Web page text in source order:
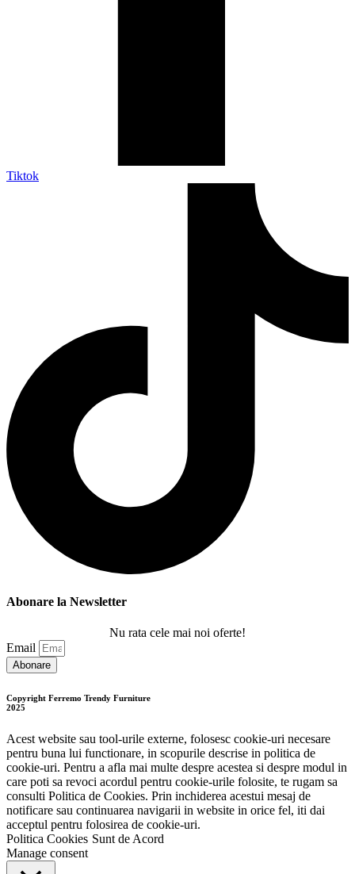
Tiktok
Abonare la Newsletter
Nu rata cele mai noi oferte!
Email
Abonare
Copyright Ferremo Trendy Furniture
2025
Acest website sau tool-urile externe, folosesc cookie-uri necesare
pentru buna lui functionare, in scopurile descrise in politica de
cookie-uri. Pentru a afla mai multe despre acestea si despre modul in
care poti sa revoci acordul pentru cookie-urile folosite, te rugam sa
consulti Politica de Cookies. Prin inchiderea acestui mesaj de
notificare sau continuarea navigarii in website in orice fel, iti dai
acceptul pentru folosirea de cookie-uri.
Politica Cookies Sunt de Acord
Manage consent